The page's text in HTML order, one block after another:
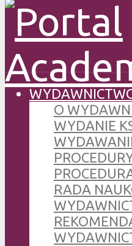
O
WYDANIE
RADA